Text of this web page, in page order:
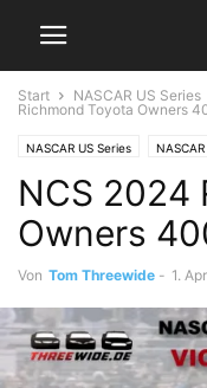
Start NASCAR US Series
Richmond Toyota Owners
NASCAR US Series
NCS 2024
Owners
Von Tom Threewide - 1.